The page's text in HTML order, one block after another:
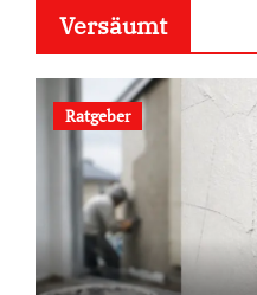
Versäumt
Ratgeber